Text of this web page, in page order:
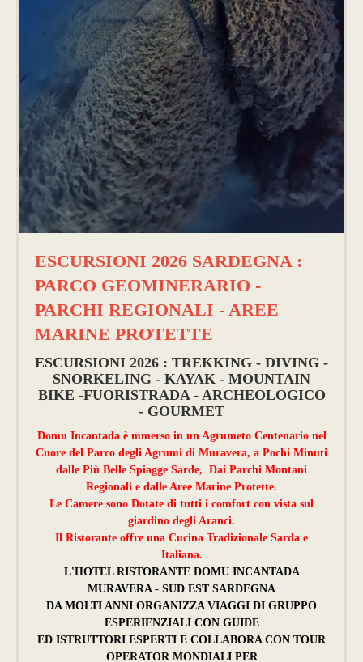
ESCURSIONI 2026 SARDEGNA :
PARCO GEOMINERARIO -
PARCHI REGIONALI - AREE
MARINE PROTETTE
ESCURSIONI 2026 : TREKKING - DIVING -
SNORKELING - KAYAK - MOUNTAIN
BIKE -FUORISTRADA - ARCHEOLOGICO
- GOURMET
Domu Incantada è mmerso in un Agrumeto Centenario nel
Cuore del Parco degli Agrumi di Muravera, a Pochi Minuti
dalle Più Belle Spiagge Sarde, Dai Parchi Montani
Regionali e dalle Aree Marine Protette.
Le Camere sono Dotate di tutti i comfort con vista sul
giardino degli Aranci.
Il Ristorante offre una Cucina Tradizionale Sarda e
Italiana.
L'HOTEL RISTORANTE DOMU INCANTADA
MURAVERA - SUD EST SARDEGNA
DA MOLTI ANNI ORGANIZZA VIAGGI DI GRUPPO
ESPERIENZIALI CON GUIDE
ED ISTRUTTORI ESPERTI E COLLABORA CON TOUR
OPERATOR MONDIALI PER